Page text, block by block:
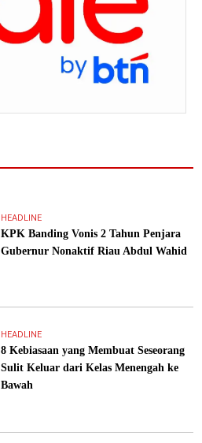
HEADLINE
KPK Banding Vonis 2 Tahun Penjara
Gubernur Nonaktif Riau Abdul Wahid
HEADLINE
8 Kebiasaan yang Membuat Seseorang
Sulit Keluar dari Kelas Menengah ke
Bawah